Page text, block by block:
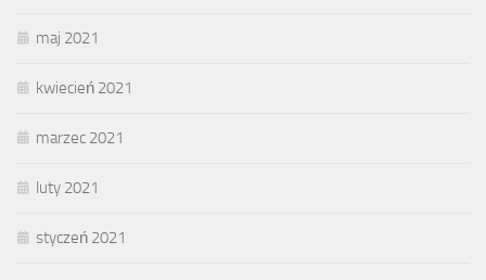
maj 2021
kwiecień 2021
marzec 2021
luty 2021
styczeń 2021